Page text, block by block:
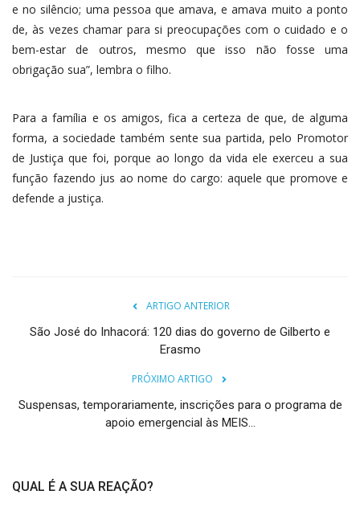
e no silêncio; uma pessoa que amava, e amava muito a ponto
de, às vezes chamar para si preocupações com o cuidado e o
bem-estar de outros, mesmo que isso não fosse uma
obrigação sua”, lembra o filho.
Para a família e os amigos, fica a certeza de que, de alguma
forma, a sociedade também sente sua partida, pelo Promotor
de Justiça que foi, porque ao longo da vida ele exerceu a sua
função fazendo jus ao nome do cargo: aquele que promove e
defende a justiça.
ARTIGO ANTERIOR
São José do Inhacorá: 120 dias do governo de Gilberto e
Erasmo
PRÓXIMO ARTIGO
Suspensas, temporariamente, inscrições para o programa de
apoio emergencial às MEIS...
QUAL É A SUA REAÇÃO?